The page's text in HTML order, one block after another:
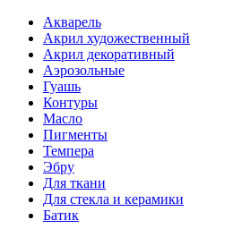
Акварель
Акрил художественный
Акрил декоративный
Аэрозольные
Гуашь
Контуры
Масло
Пигменты
Темпера
Эбру
Для ткани
Для стекла и керамики
Батик